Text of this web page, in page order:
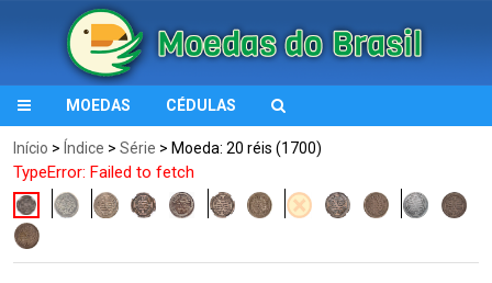
MOEDAS CÉDULAS
Início > Índice > Série > Moeda: 20 réis (1700)
TypeError: Failed to fetch